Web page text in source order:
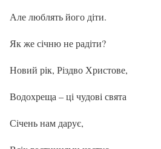
Але люблять його діти.
Як же січню не радіти?
Новий рік, Різдво Христове,
Водохреща – ці чудові свята
Січень нам дарує,